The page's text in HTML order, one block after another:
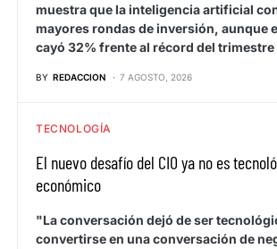
muestra que la inteligencia artificial
mayores rondas de inversión, aunque
cayó 32% frente al récord del
BY REDACCION 7 AGOSTO, 2026
TECNOLOGÍA
El nuevo desafío del CIO ya no es
económico
"La conversación dejó de ser
convertirse en una conversación de